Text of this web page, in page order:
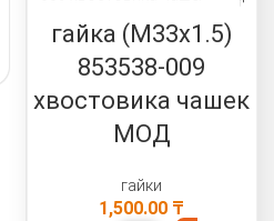
гайка (М33х1.5)
853538-009
хвостовика чашек
МОД
гайки
1,500.00 ₸